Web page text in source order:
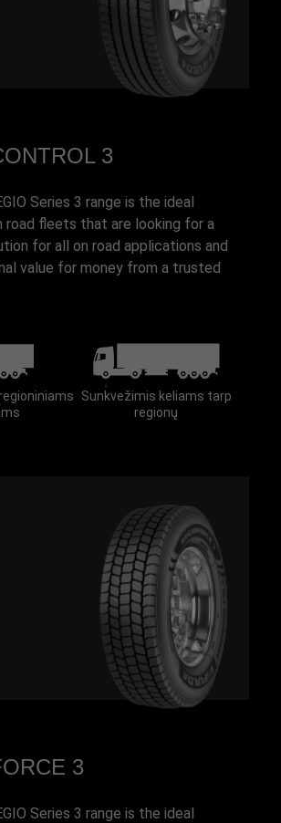
3
Series 3 range is the ideal
road fleets that are looking for a
for all on road applications and
value for money from a trusted
Sunkvežimis keliams tarp
regionų
3
Series 3 range is the ideal